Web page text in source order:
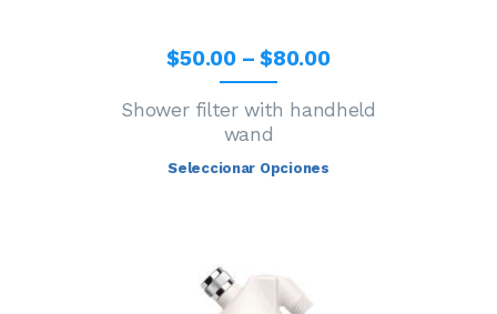
$50.00 – $80.00
Shower filter with handheld
wand
Seleccionar Opciones